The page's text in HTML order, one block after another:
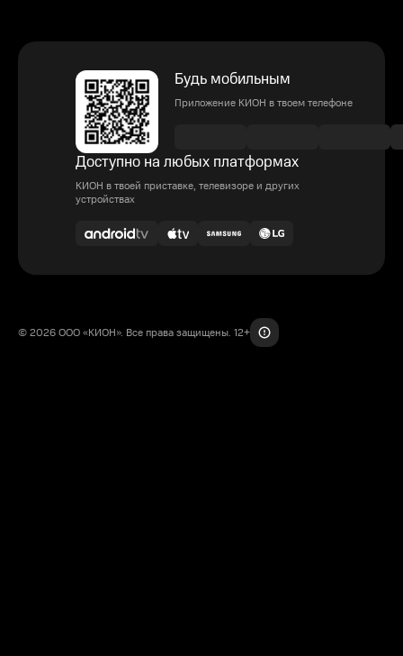
Будь мобильным
Приложение КИОН в твоем телефоне
Доступно на любых платформах
КИОН в твоей приставке, телевизоре и других
устройствах
© 2026 ООО «КИОН». Все права защищены. 12+